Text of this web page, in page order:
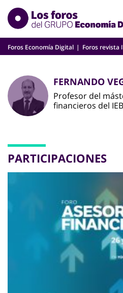
Skip
content
Foros Economía Digital Foros revista
FERNANDO
Profesor del
financieros del IEB
PARTICIPACIONES